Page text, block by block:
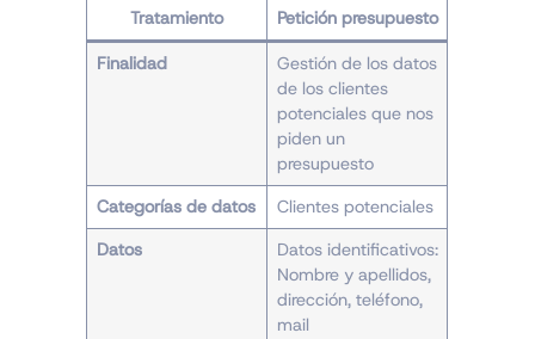
Tratamiento
Petición presupuesto
Finalidad
Gestión de los datos
de los clientes
potenciales que nos
piden un
presupuesto
Categorías de datos
Clientes potenciales
Datos
Datos identificativos:
Nombre y apellidos,
dirección, teléfono,
mail